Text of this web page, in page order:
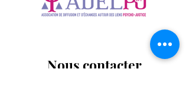
Nous contacter